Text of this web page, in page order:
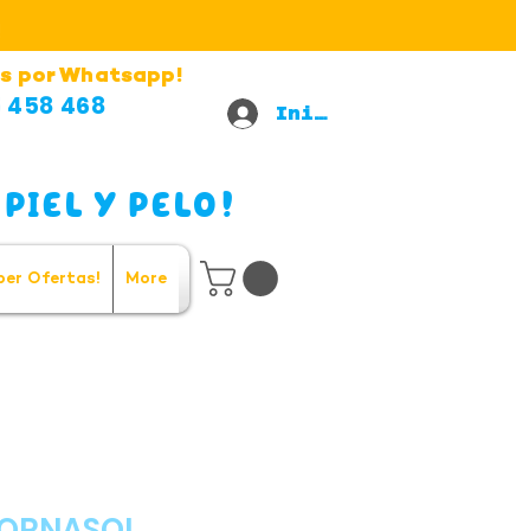
por Whatsapp!
458 468 Iniciar sesión
Y PELO!
Ofertas! More